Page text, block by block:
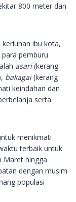
800 meter dan
ibu kota,
pemburu
asari(kerang
, bakagai(kerang
keindahan dan
serta
menikmati
terbaik untuk
Maret hingga
dengan musim
populasi